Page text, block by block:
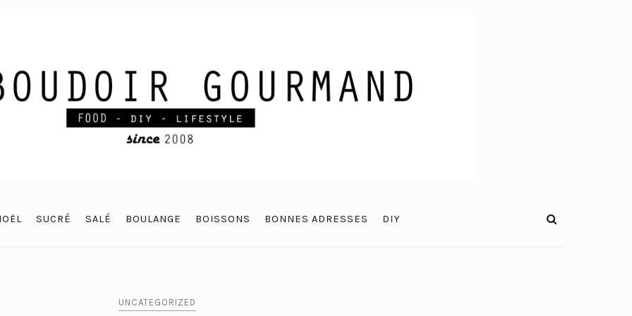
SUCRÉ SALÉ BOULANGE BOISSONS BONNES ADRESSES DIY
UNCATEGORIZED